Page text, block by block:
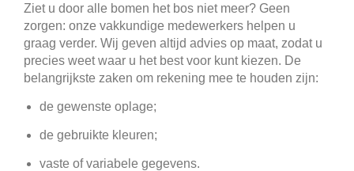
Ziet u door alle bomen het bos niet meer? Geen
zorgen: onze vakkundige medewerkers helpen u
graag verder. Wij geven altijd advies op maat, zodat u
precies weet waar u het best voor kunt kiezen. De
belangrijkste zaken om rekening mee te houden zijn:
de gewenste oplage;
de gebruikte kleuren;
vaste of variabele gegevens.